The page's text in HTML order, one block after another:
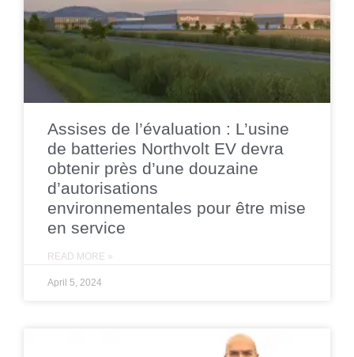
Assises de l’évaluation : L’usine
de batteries Northvolt EV devra
obtenir près d’une douzaine
d’autorisations
environnementales pour être mise
en service
READ MORE »
April 5, 2024